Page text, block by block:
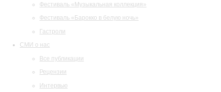
Фестиваль «Музыкальная коллекция»
Фестиваль «Барокко в белую ночь»
Гастроли
СМИ о нас
Все публикации
Рецензии
Интервью